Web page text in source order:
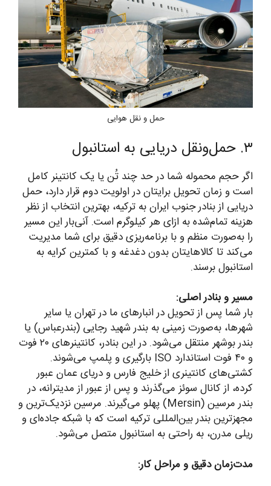
حمل و نقل هوایی
۳. حمل‌ونقل دریایی به استانبول
اگر حجم محموله شما در حد چند تُن یا یک کانتینر کامل
است و زمان تحویل برایتان در اولویت دوم قرار دارد، حمل
دریایی از بنادر جنوب ایران به ترکیه، بهترین انتخاب از نظر
هزینه تمام‌شده به ازای هر کیلوگرم است. آنی‌بار این مسیر
را به‌صورت منظم و با برنامه‌ریزی دقیق برای شما مدیریت
می‌کند تا کالاهایتان بدون دغدغه و با کمترین کرایه به
استانبول برسند.
مسیر و بنادر اصلی:
بار شما پس از تحویل در انبارهای ما در تهران یا سایر
شهرها، به‌صورت زمینی به بندر شهید رجایی (بندرعباس) یا
بندر بوشهر منتقل می‌شود. در این بنادر، کانتینرهای ۲۰ فوت
و ۴۰ فوت استاندارد ISO بارگیری و پلمپ می‌شوند.
کشتی‌های کانتینری از خلیج فارس و دریای عمان عبور
کرده، از کانال سوئز می‌گذرند و پس از عبور از مدیترانه، در
بندر مرسین (Mersin) پهلو می‌گیرند. مرسین نزدیک‌ترین و
مجهزترین بندر بین‌المللی ترکیه است که با شبکه جاده‌ای و
ریلی مدرن، به راحتی به استانبول متصل می‌شود.
مدت‌زمان دقیق و مراحل کار: